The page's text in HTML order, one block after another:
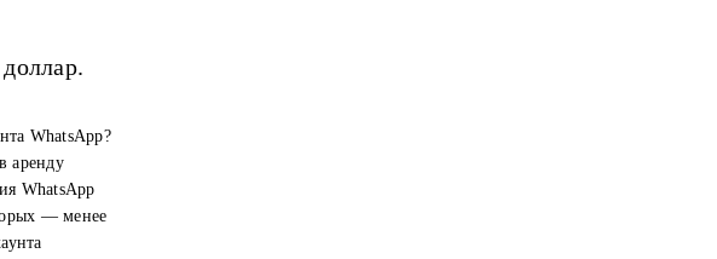
WhatsApp?
аренду
WhatsApp
— менее